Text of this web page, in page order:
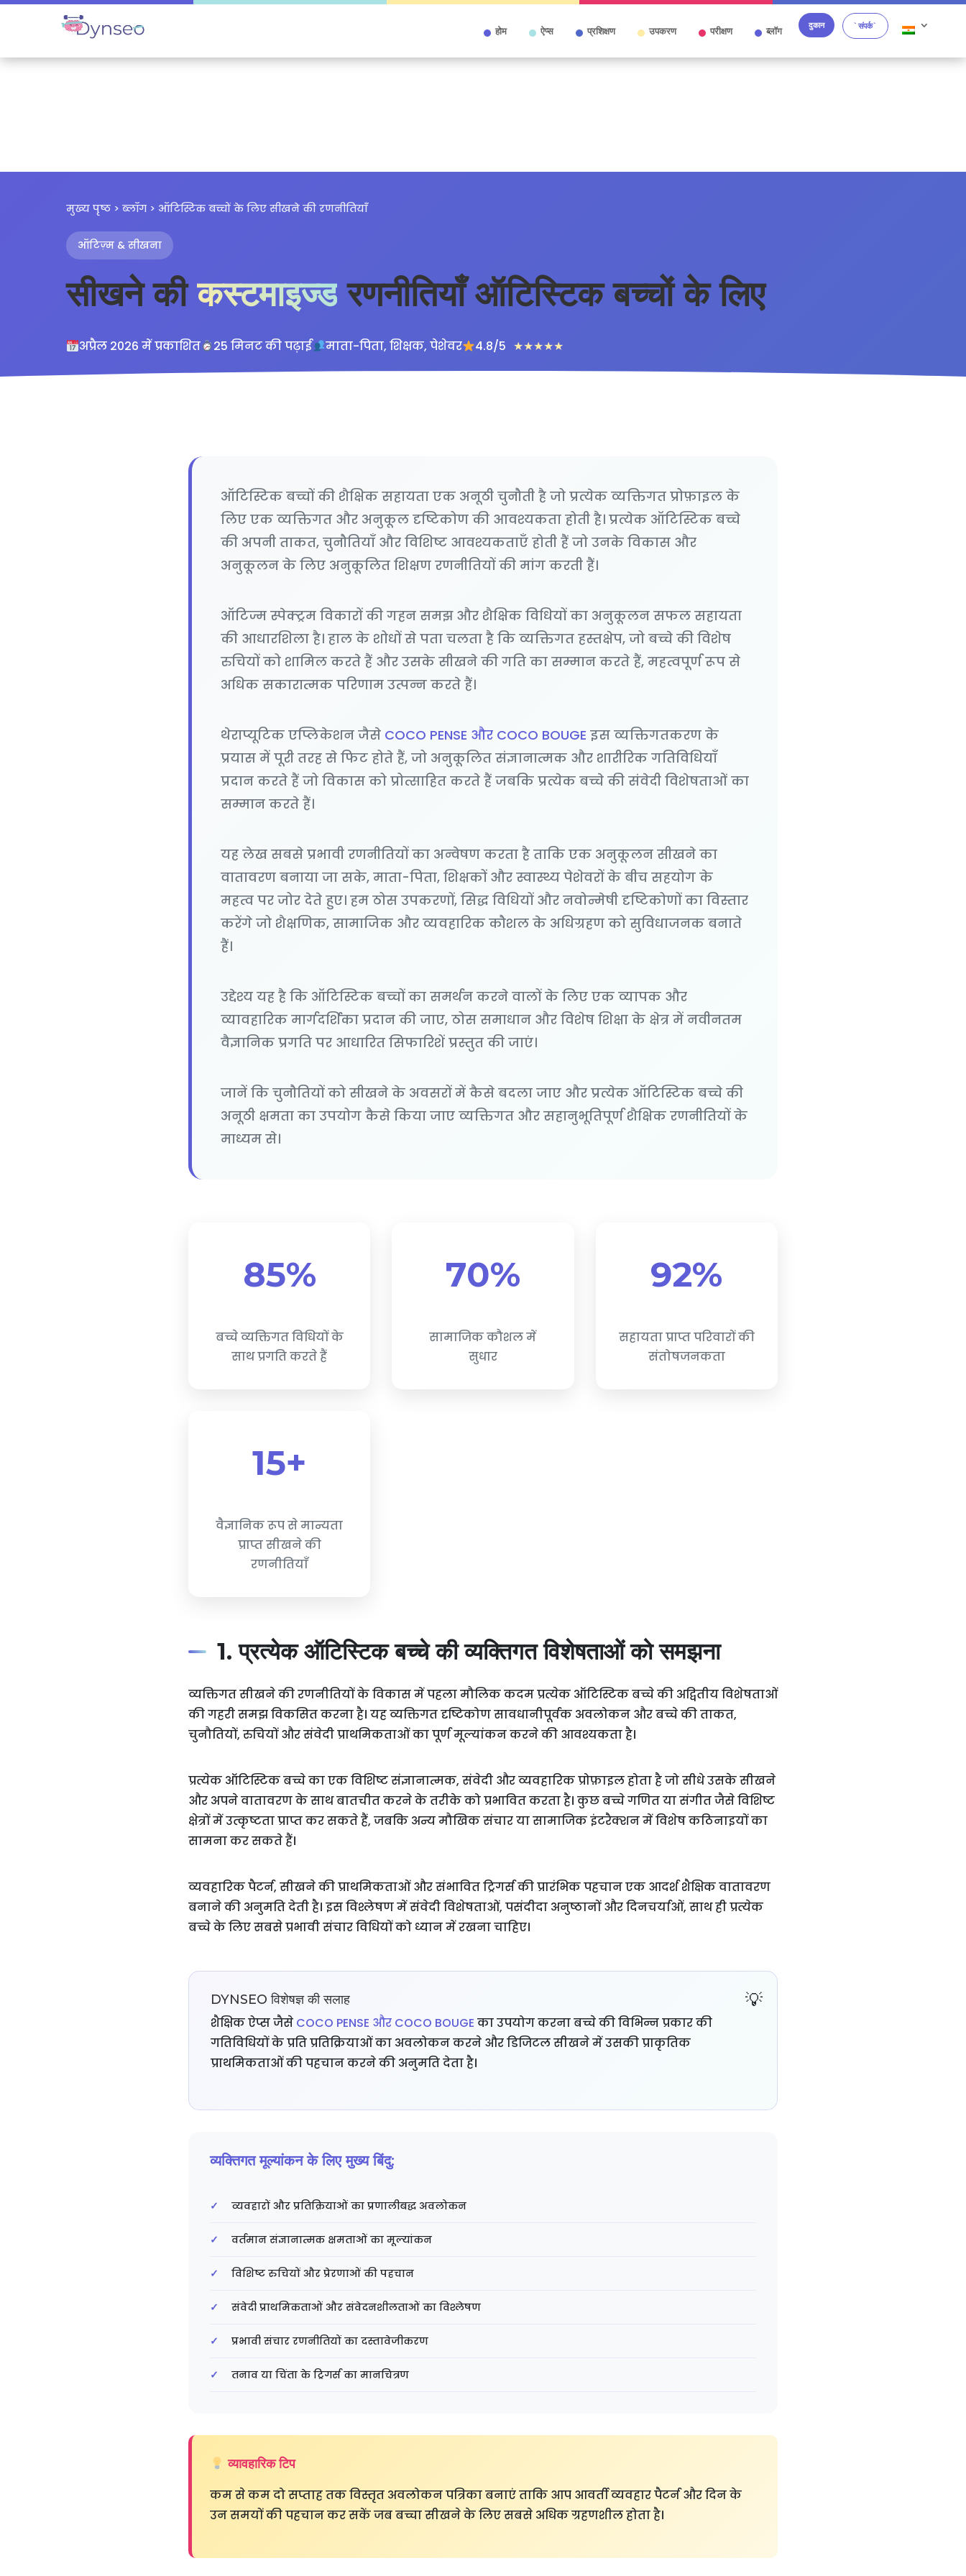
होम ऐप्स प्रशिक्षण उपकरण परीक्षण ब्लॉग दुकान `संपर्क`
मुख्य पृष्ठ > ब्लॉग > ऑटिस्टिक बच्चों के लिए सीखने की रणनीतियाँ
ऑटिज़्म & सीखना
सीखने कीकस्टमाइज्ड रणनीतियाँ ऑटिस्टिक बच्चों के लिए
अप्रैल 2026 में प्रकाशित 25 मिनट की पढ़ाई माता-पिता, शिक्षक, पेशेवर 4.8/5 ★★★★★
ऑटिस्टिक बच्चों की शैक्षिक सहायता एक अनूठी चुनौती है जो प्रत्येक व्यक्तिगत प्रोफ़ाइल के
लिए एक व्यक्तिगत और अनुकूल दृष्टिकोण की आवश्यकता होती है। प्रत्येक ऑटिस्टिक बच्चे
की अपनी ताकत, चुनौतियाँ और विशिष्ट आवश्यकताएँ होती हैं जो उनके विकास और
अनुकूलन के लिए अनुकूलित शिक्षण रणनीतियों की मांग करती हैं।
ऑटिज्म स्पेक्ट्रम विकारों की गहन समझ और शैक्षिक विधियों का अनुकूलन सफल सहायता
की आधारशिला है। हाल के शोधों से पता चलता है कि व्यक्तिगत हस्तक्षेप, जो बच्चे की विशेष
रुचियों को शामिल करते हैं और उसके सीखने की गति का सम्मान करते हैं, महत्वपूर्ण रूप से
अधिक सकारात्मक परिणाम उत्पन्न करते हैं।
थेराप्यूटिक एप्लिकेशन जैसे COCO PENSE और COCO BOUGE इस व्यक्तिगतकरण के
प्रयास में पूरी तरह से फिट होते हैं, जो अनुकूलित संज्ञानात्मक और शारीरिक गतिविधियाँ
प्रदान करते हैं जो विकास को प्रोत्साहित करते हैं जबकि प्रत्येक बच्चे की संवेदी विशेषताओं का
सम्मान करते हैं।
यह लेख सबसे प्रभावी रणनीतियों का अन्वेषण करता है ताकि एक अनुकूलन सीखने का
वातावरण बनाया जा सके, माता-पिता, शिक्षकों और स्वास्थ्य पेशेवरों के बीच सहयोग के
महत्व पर जोर देते हुए। हम ठोस उपकरणों, सिद्ध विधियों और नवोन्मेषी दृष्टिकोणों का विस्तार
करेंगे जो शैक्षणिक, सामाजिक और व्यवहारिक कौशल के अधिग्रहण को सुविधाजनक बनाते
हैं।
उद्देश्य यह है कि ऑटिस्टिक बच्चों का समर्थन करने वालों के लिए एक व्यापक और
व्यावहारिक मार्गदर्शिका प्रदान की जाए, ठोस समाधान और विशेष शिक्षा के क्षेत्र में नवीनतम
वैज्ञानिक प्रगति पर आधारित सिफारिशें प्रस्तुत की जाएं।
जानें कि चुनौतियों को सीखने के अवसरों में कैसे बदला जाए और प्रत्येक ऑटिस्टिक बच्चे की
अनूठी क्षमता का उपयोग कैसे किया जाए व्यक्तिगत और सहानुभूतिपूर्ण शैक्षिक रणनीतियों के
माध्यम से।
85%
बच्चे व्यक्तिगत विधियों के
साथ प्रगति करते हैं
70%
सामाजिक कौशल में
सुधार
92%
सहायता प्राप्त परिवारों की
संतोषजनकता
15+
वैज्ञानिक रूप से मान्यता
प्राप्त सीखने की
रणनीतियाँ
1. प्रत्येक ऑटिस्टिक बच्चे की व्यक्तिगत विशेषताओं को समझना
व्यक्तिगत सीखने की रणनीतियों के विकास में पहला मौलिक कदम प्रत्येक ऑटिस्टिक बच्चे की अद्वितीय विशेषताओं
की गहरी समझ विकसित करना है। यह व्यक्तिगत दृष्टिकोण सावधानीपूर्वक अवलोकन और बच्चे की ताकत,
चुनौतियों, रुचियों और संवेदी प्राथमिकताओं का पूर्ण मूल्यांकन करने की आवश्यकता है।
प्रत्येक ऑटिस्टिक बच्चे का एक विशिष्ट संज्ञानात्मक, संवेदी और व्यवहारिक प्रोफ़ाइल होता है जो सीधे उसके सीखने
और अपने वातावरण के साथ बातचीत करने के तरीके को प्रभावित करता है। कुछ बच्चे गणित या संगीत जैसे विशिष्ट
क्षेत्रों में उत्कृष्टता प्राप्त कर सकते हैं, जबकि अन्य मौखिक संचार या सामाजिक इंटरैक्शन में विशेष कठिनाइयों का
सामना कर सकते हैं।
व्यवहारिक पैटर्न, सीखने की प्राथमिकताओं और संभावित ट्रिगर्स की प्रारंभिक पहचान एक आदर्श शैक्षिक वातावरण
बनाने की अनुमति देती है। इस विश्लेषण में संवेदी विशेषताओं, पसंदीदा अनुष्ठानों और दिनचर्याओं, साथ ही प्रत्येक
बच्चे के लिए सबसे प्रभावी संचार विधियों को ध्यान में रखना चाहिए।
DYNSEO विशेषज्ञ की सलाह
शैक्षिक ऐप्स जैसे COCO PENSE और COCO BOUGE का उपयोग करना बच्चे की विभिन्न प्रकार की
गतिविधियों के प्रति प्रतिक्रियाओं का अवलोकन करने और डिजिटल सीखने में उसकी प्राकृतिक
प्राथमिकताओं की पहचान करने की अनुमति देता है।
व्यक्तिगत मूल्यांकन के लिए मुख्य बिंदु:
व्यवहारों और प्रतिक्रियाओं का प्रणालीबद्ध अवलोकन
वर्तमान संज्ञानात्मक क्षमताओं का मूल्यांकन
विशिष्ट रुचियों और प्रेरणाओं की पहचान
संवेदी प्राथमिकताओं और संवेदनशीलताओं का विश्लेषण
प्रभावी संचार रणनीतियों का दस्तावेजीकरण
तनाव या चिंता के ट्रिगर्स का मानचित्रण
व्यावहारिक टिप
कम से कम दो सप्ताह तक विस्तृत अवलोकन पत्रिका बनाएं ताकि आप आवर्ती व्यवहार पैटर्न और दिन के
उन समयों की पहचान कर सकें जब बच्चा सीखने के लिए सबसे अधिक ग्रहणशील होता है।